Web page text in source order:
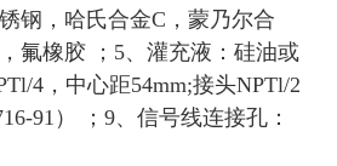
钢，哈氏合金C，蒙乃尔合
氟橡胶 ；5、灌充液：硅油或
4，中心距54mm;接头NPTl/2
91） ；9、信号线连接孔：